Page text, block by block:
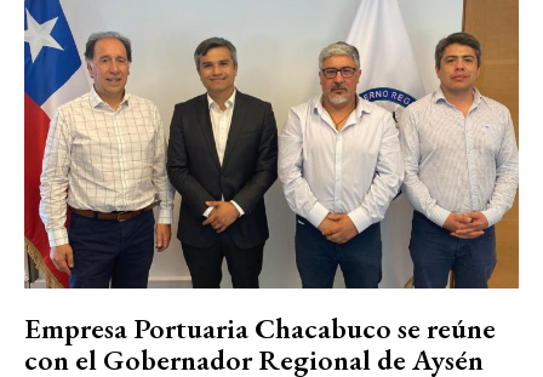
Empresa Portuaria Chacabuco se reúne
con el Gobernador Regional de Aysén